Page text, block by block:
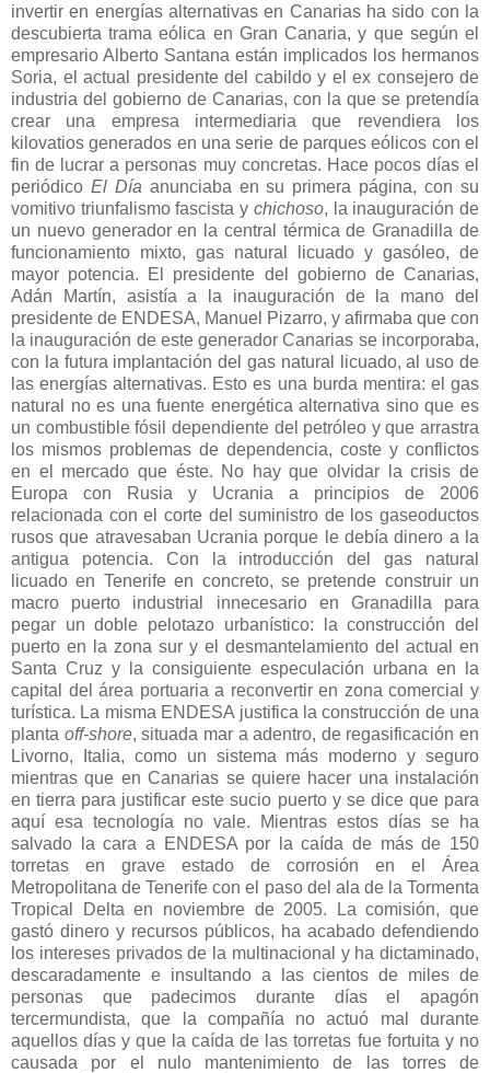
invertir en energías alternativas en Canarias ha sido con la
descubierta trama eólica en Gran Canaria, y que según el
empresario Alberto Santana están implicados los hermanos
Soria, el actual presidente del cabildo y el ex consejero de
industria del gobierno de Canarias, con la que se pretendía
crear una empresa intermediaria que revendiera los
kilovatios generados en una serie de parques eólicos con el
fin de lucrar a personas muy concretas. Hace pocos días el
periódico El Día anunciaba en su primera página, con su
vomitivo triunfalismo fascista y chichoso, la inauguración de
un nuevo generador en la central térmica de Granadilla de
funcionamiento mixto, gas natural licuado y gasóleo, de
mayor potencia. El presidente del gobierno de Canarias,
Adán Martín, asistía a la inauguración de la mano del
presidente de ENDESA, Manuel Pizarro, y afirmaba que con
la inauguración de este generador Canarias se incorporaba,
con la futura implantación del gas natural licuado, al uso de
las energías alternativas. Esto es una burda mentira: el gas
natural no es una fuente energética alternativa sino que es
un combustible fósil dependiente del petróleo y que arrastra
los mismos problemas de dependencia, coste y conflictos
en el mercado que éste. No hay que olvidar la crisis de
Europa con Rusia y Ucrania a principios de 2006
relacionada con el corte del suministro de los gaseoductos
rusos que atravesaban Ucrania porque le debía dinero a la
antigua potencia. Con la introducción del gas natural
licuado en Tenerife en concreto, se pretende construir un
macro puerto industrial innecesario en Granadilla para
pegar un doble pelotazo urbanístico: la construcción del
puerto en la zona sur y el desmantelamiento del actual en
Santa Cruz y la consiguiente especulación urbana en la
capital del área portuaria a reconvertir en zona comercial y
turística. La misma ENDESA justifica la construcción de una
planta off-shore, situada mar a adentro, de regasificación en
Livorno, Italia, como un sistema más moderno y seguro
mientras que en Canarias se quiere hacer una instalación
en tierra para justificar este sucio puerto y se dice que para
aquí esa tecnología no vale. Mientras estos días se ha
salvado la cara a ENDESA por la caída de más de 150
torretas en grave estado de corrosión en el Área
Metropolitana de Tenerife con el paso del ala de la Tormenta
Tropical
Delta en noviembre de 2005. La comisión, que
gastó dinero y recursos públicos, ha acabado defendiendo
los intereses privados de la multinacional y ha dictaminado,
descaradamente e insultando a las cientos de miles de
personas que padecimos durante días el apagón
tercermundista, que la compañía no actuó mal durante
aquellos días y que la caída de las torretas fue fortuita y no
causada por el nulo mantenimiento de las torres de